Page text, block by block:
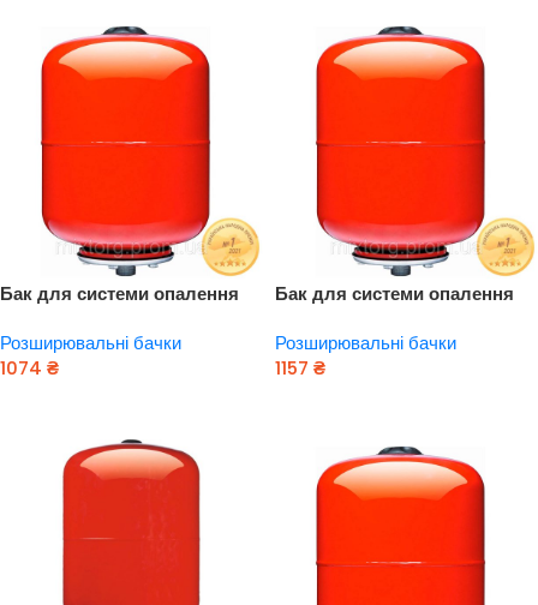
Бак для системи опалення
19л AQUATICA (779164)
Розширювальні бачки
1074 ₴
Бак для системи опалення
24л AQUATICA (779165)
Розширювальні бачки
1157 ₴